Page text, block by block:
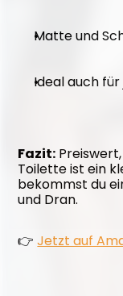
Matte und
Ideal auch
Fazit:
Toilette ist ein
bekommst du
und Dran.
👉 Jetzt auf